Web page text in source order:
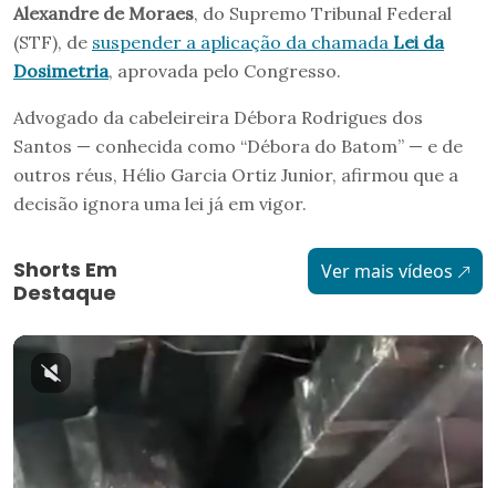
Alexandre de Moraes, do Supremo Tribunal Federal
(STF), de suspender a aplicação da chamada Lei da
Dosimetria, aprovada pelo Congresso.
Advogado da cabeleireira Débora Rodrigues dos
Santos — conhecida como “Débora do Batom” — e de
outros réus, Hélio Garcia Ortiz Junior, afirmou que a
decisão ignora uma lei já em vigor.
Shorts Em
Destaque
Ver mais vídeos